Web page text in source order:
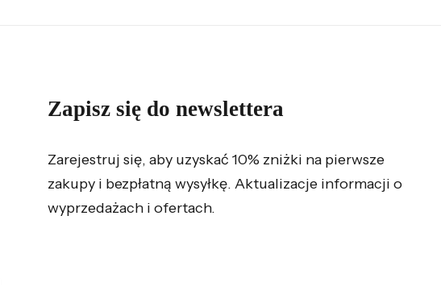
Zapisz się do newslettera
Zarejestruj się, aby uzyskać 10% zniżki na pierwsze
zakupy i bezpłatną wysyłkę. Aktualizacje informacji o
wyprzedażach i ofertach.